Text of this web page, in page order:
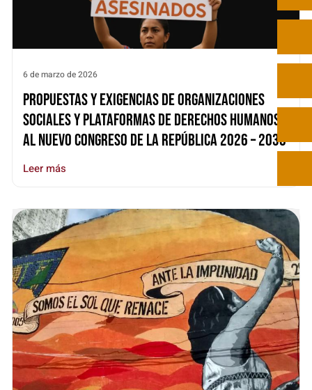
6 de marzo de 2026
Propuestas y exigencias de organizaciones
sociales y plataformas de derechos humanos
al nuevo congreso de la República 2026 – 2030
Leer más